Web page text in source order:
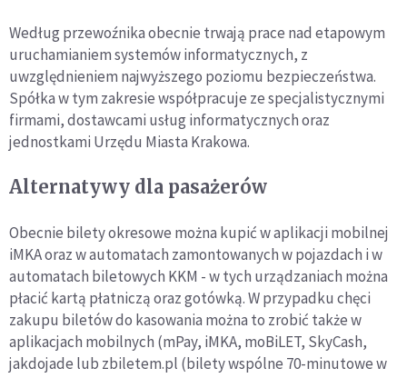
Według przewoźnika obecnie trwają prace nad etapowym
uruchamianiem systemów informatycznych, z
uwzględnieniem najwyższego poziomu bezpieczeństwa.
Spółka w tym zakresie współpracuje ze specjalistycznymi
firmami, dostawcami usług informatycznych oraz
jednostkami Urzędu Miasta Krakowa.
Alternatywy dla pasażerów
Obecnie bilety okresowe można kupić w aplikacji mobilnej
iMKA oraz w automatach zamontowanych w pojazdach i w
automatach biletowych KKM - w tych urządzaniach można
płacić kartą płatniczą oraz gotówką. W przypadku chęci
zakupu biletów do kasowania można to zrobić także w
aplikacjach mobilnych (mPay, iMKA, moBiLET, SkyCash,
jakdojade lub zbiletem.pl (bilety wspólne 70-minutowe w